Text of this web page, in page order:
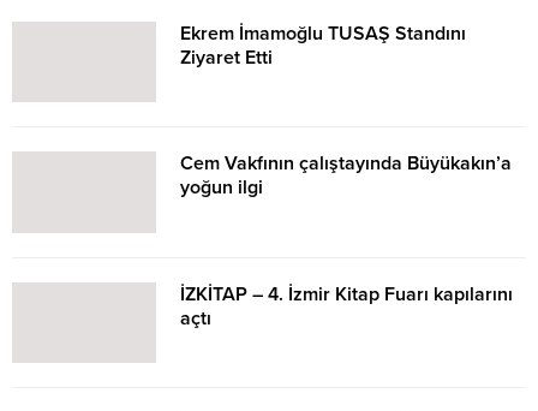
Ekrem İmamoğlu TUSAŞ Standını
Ziyaret Etti
Cem Vakfının çalıştayında Büyükakın’a
yoğun ilgi
İZKİTAP – 4. İzmir Kitap Fuarı kapılarını
açtı